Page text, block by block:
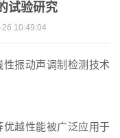
试验研究
10:49:04
振动声调制检测技术
越性能被广泛应用于